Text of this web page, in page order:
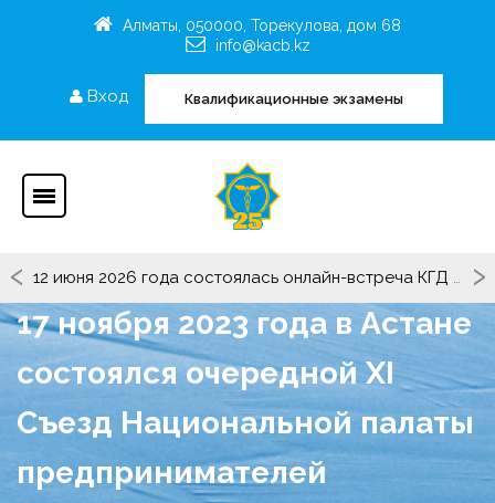
Алматы, 050000, Торекулова, дом 68
info@kacb.kz
Вход Квалификационные экзамены
12 июня 2026 года состоялась онлайн-встреча КГД МФ РК с участием представителей Рабочей группы «KEDEN».‹ ›
17 ноября 2023 года в Астане
состоялся очередной ХI
Съезд Национальной палаты
предпринимателей